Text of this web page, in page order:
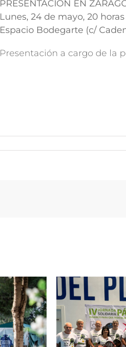
PRESENTACIÓN EN
Lunes, 24 de mayo, 20 horas
Espacio Bodegarte (c/
Presentación a cargo de la